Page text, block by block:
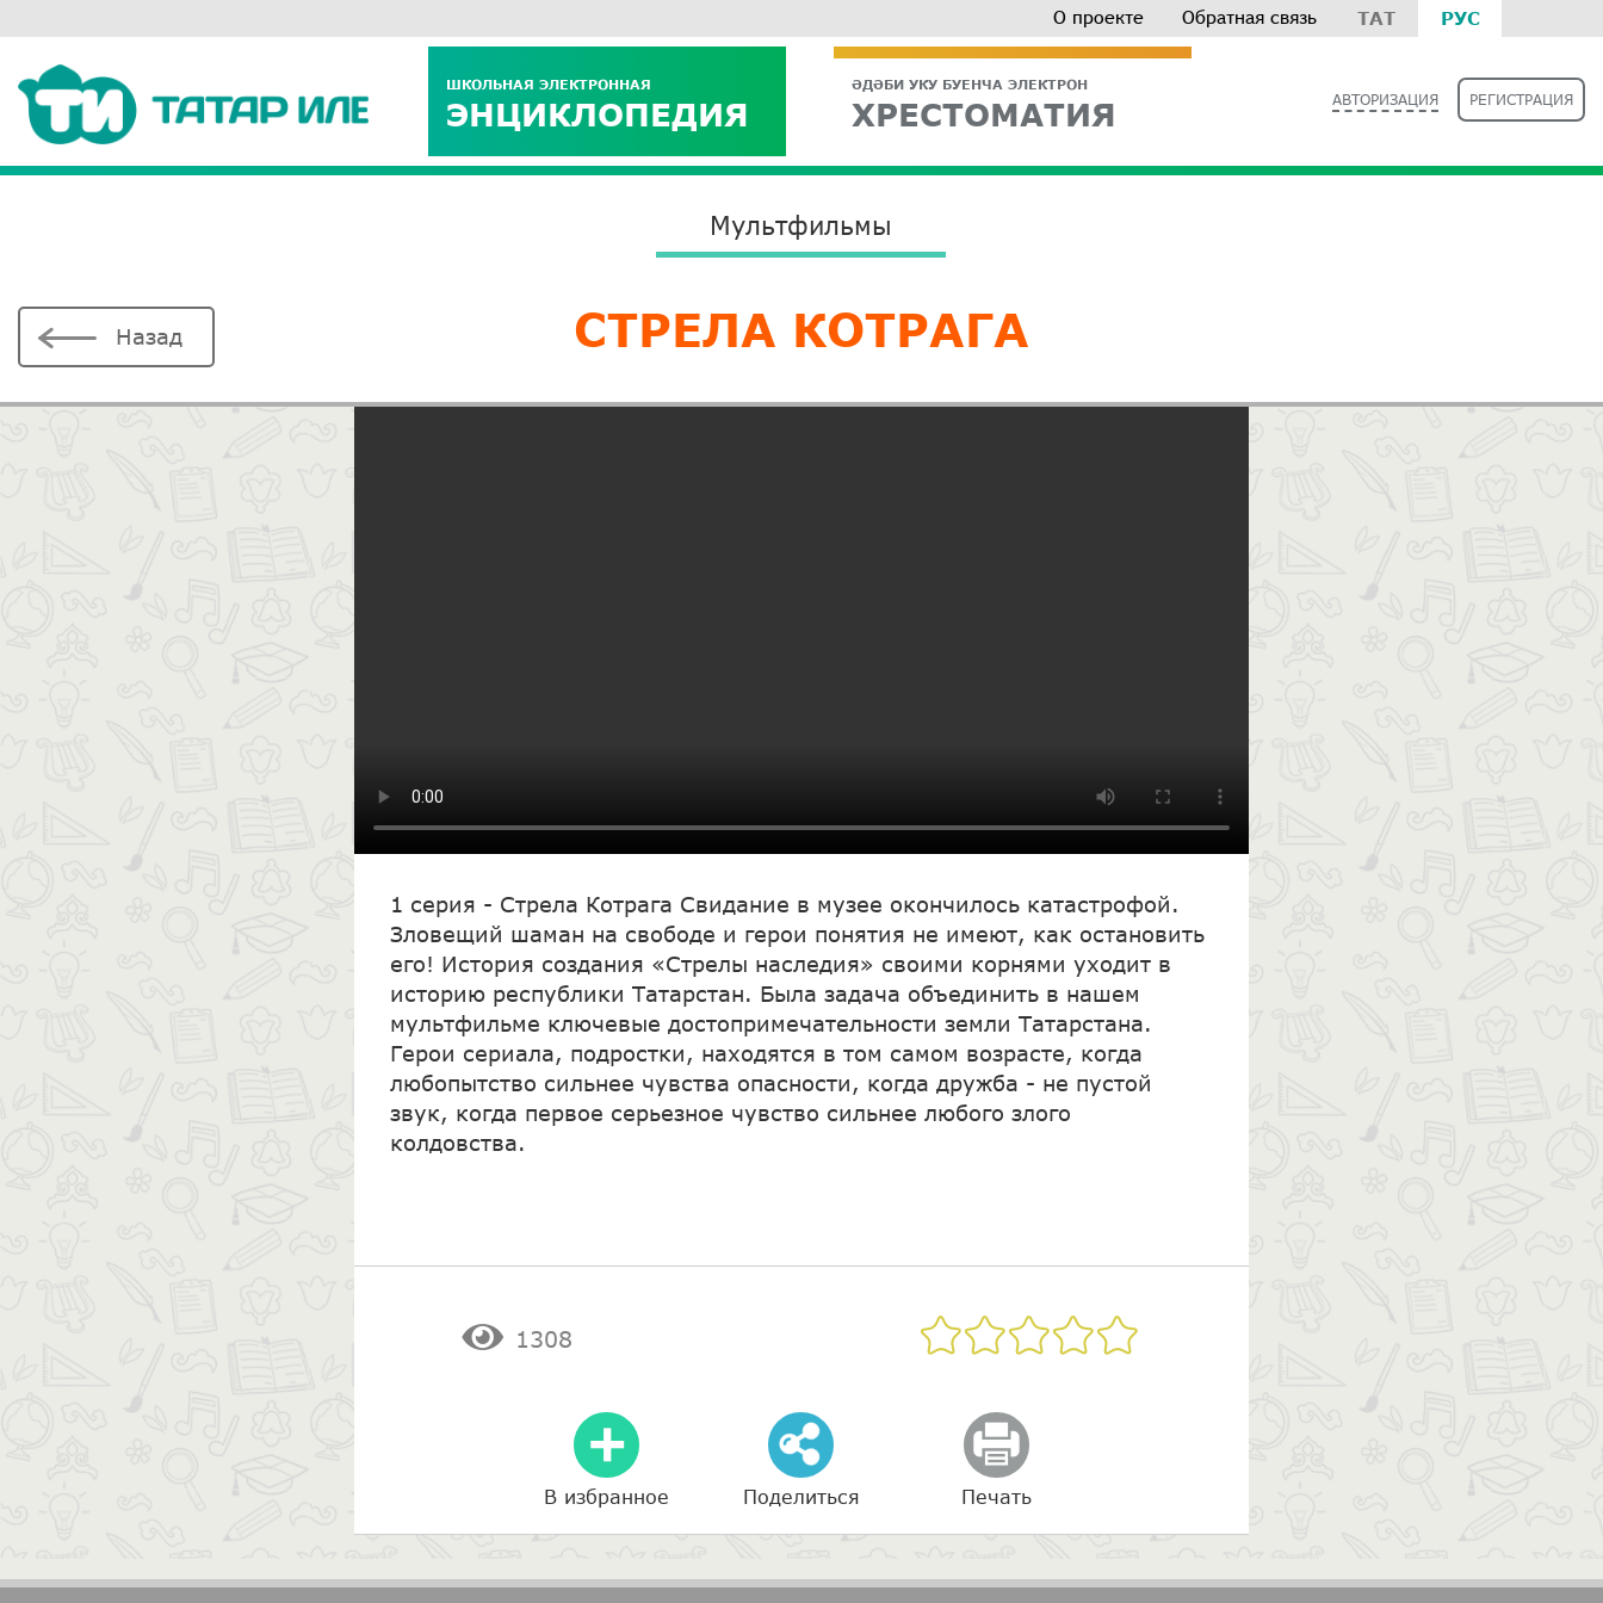
ТАТ РУС
О проекте Обратная связь
ШКОЛЬНАЯ ЭЛЕКТРОННАЯ
ЭНЦИКЛОПЕДИЯ
ӘДӘБИ УКУ БУЕНЧА ЭЛЕКТРОН
ХРЕСТОМАТИЯ АВТОРИЗАЦИЯ РЕГИСТРАЦИЯ
Назад
Мультфильмы
СТРЕЛА КОТРАГА
1 серия - Стрела Котрага Свидание в музее окончилось катастрофой.
Зловещий шаман на свободе и герои понятия не имеют, как остановить
его! История создания «Стрелы наследия» своими корнями уходит в
историю республики Татарстан. Была задача объединить в нашем
мультфильме ключевые достопримечательности земли Татарстана.
Герои сериала, подростки, находятся в том самом возрасте, когда
любопытство сильнее чувства опасности, когда дружба - не пустой
звук, когда первое серьезное чувство сильнее любого злого
колдовства.
1308
В избранное Поделиться Печать